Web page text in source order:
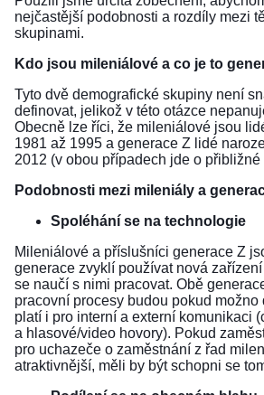
nejčastější podobnosti a rozdíly mezi
skupinami.
Kdo jsou mileniálové a co je to
Tyto dvě demografické skupiny není
definovat, jelikož v této otázce
Obecně lze říci, že mileniálové jsou
1981 až 1995 a generace Z lidé
2012 (v obou případech jde o přibližné
Podobnosti mezi mileniály a
Spoléhání se na technologie
Mileniálové a příslušníci generace Z
generace zvyklí používat nová
se naučí s nimi pracovat. Obě
pracovní procesy budou pokud možno
platí i pro interní a externí komunikaci
a hlasové/video hovory). Pokud
pro uchazeče o zaměstnání z řad
atraktivnější, měli by být schopni se